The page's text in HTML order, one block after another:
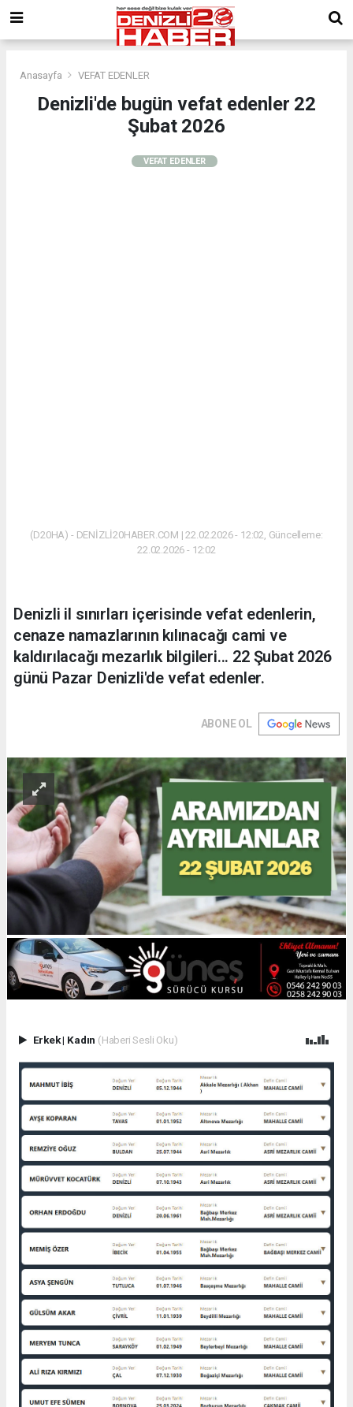
Anasayfa VEFAT EDENLER
Denizli'de bugün vefat edenler 22
Şubat 2026
VEFAT EDENLER
(D20HA) - DENİZLİ20HABER.COM | 22.02.2026 - 12:02, Güncelleme:
22.02.2026 - 12:02
Denizli il sınırları içerisinde vefat edenlerin,
cenaze namazlarının kılınacağı cami ve
kaldırılacağı mezarlık bilgileri... 22 Şubat 2026
günü Pazar Denizli'de vefat edenler.
ABONE OL
Erkek| Kadın (Haberi Sesli Oku)